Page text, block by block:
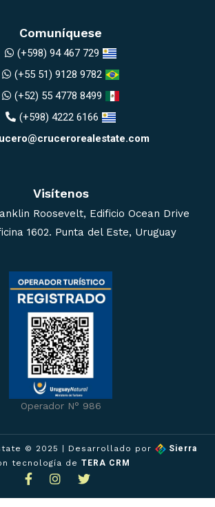
Comuníquese
(+598) 94 467 729
(+55 51) 9128 9782
(+52) 55 4778 8499
(+598) 4222 6166
Visítenos
Roosevelt, Edificio Ocean Drive
1602. Punta del Este, Uruguay
Operador N° 986
© 2025 | Desarrollado por
Sierra
tecnología de TERA CRM